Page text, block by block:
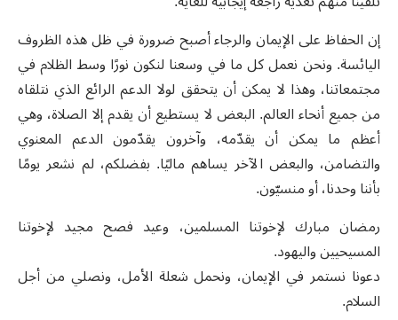
إن الحفاظ على الإيمان والرجاء أصبح ضرورة في ظل هذه الظروف
اليائسة. ونحن نعمل كل ما في وسعنا لنكون نورًا وسط الظلام في
مجتمعاتنا، وهذا لا يمكن أن يتحقق لولا الدعم الرائع الذي نتلقاه
من جميع أنحاء العالم. البعض لا يستطيع أن يقدم إلا الصلاة، وهي
أعظم ما يمكن أن يقدّمه، وآخرون يقدّمون الدعم المعنوي
والتضامن، والبعض الآخر يساهم ماليًا. بفضلكم، لم نشعر يومًا
بأننا وحدنا، أو منسيّون.
رمضان مبارك لإخوتنا المسلمين، وعيد فصح مجيد لإخوتنا
المسيحيين واليهود.
دعونا نستمر في الإيمان، ونحمل شعلة الأمل، ونصلي من أجل
السلام.